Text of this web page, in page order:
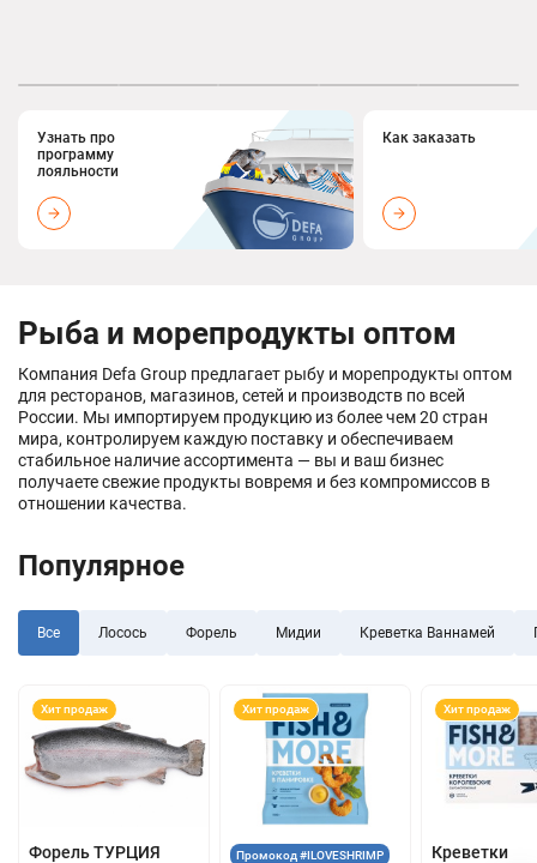
Узнать про
программу
лояльности
Как заказать
Рыба и морепродукты оптом
Компания Defa Group предлагает рыбу и морепродукты оптом
для ресторанов, магазинов, сетей и производств по всей
России. Мы импортируем продукцию из более чем 20 стран
мира, контролируем каждую поставку и обеспечиваем
стабильное наличие ассортимента — вы и ваш бизнес
получаете свежие продукты вовремя и без компромиссов в
отношении качества.
Популярное
Все Лосось Форель Мидии Креветка Ваннамей
Хит продаж
Форель ТУРЦИЯ
Хит продаж
Промокод #ILOVESHRIMP
Хит продаж
Креветки